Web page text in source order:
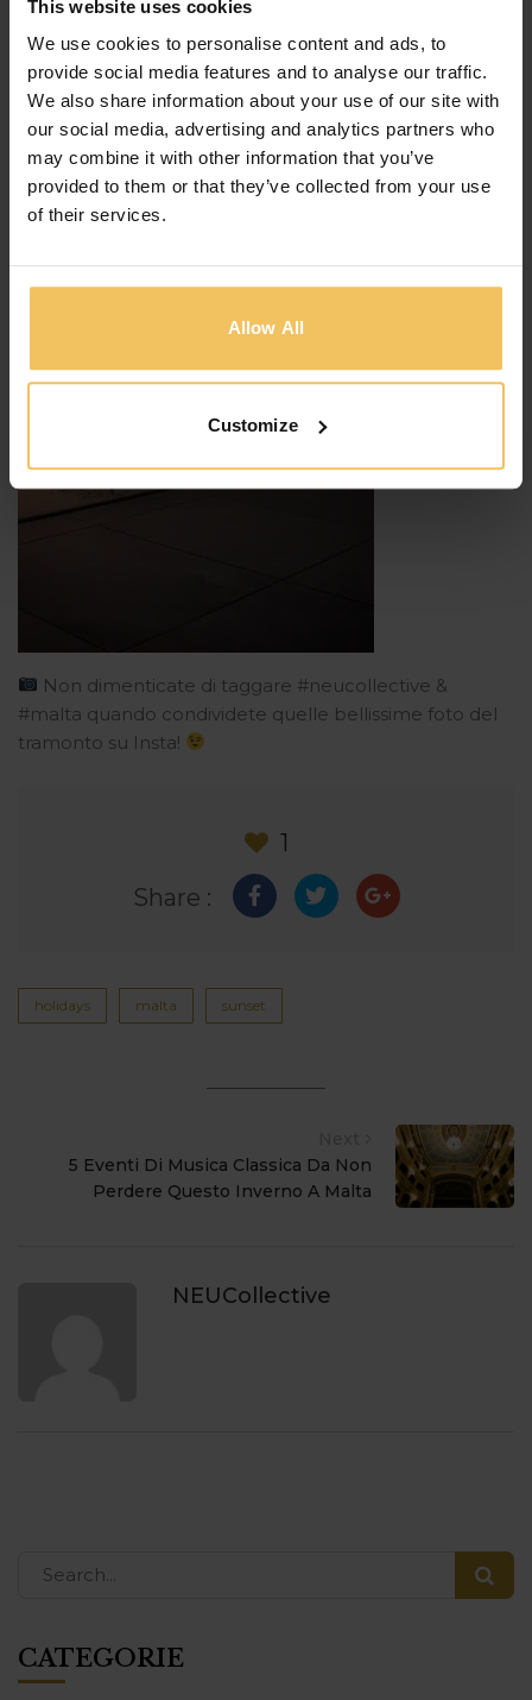
This website uses cookies
We use cookies to personalise content and ads, to
provide social media features and to analyse our traffic.
We also share information about your use of our site with
our social media, advertising and analytics partners who
may combine it with other information that you’ve
provided to them or that they’ve collected from your use
of their services.
Allow All
Customize
Non dimenticate di taggare #neucollective &
#malta quando condividete quelle bellissime foto del
tramonto su Insta!
1
Share :
holidays malta sunset
5 Eventi Di Musica Classica Da Non
Perdere Questo Inverno A Malta
NEUCollective
CATEGORIE